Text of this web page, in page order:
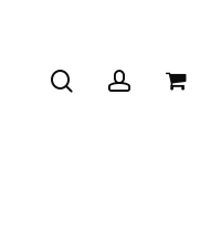
search